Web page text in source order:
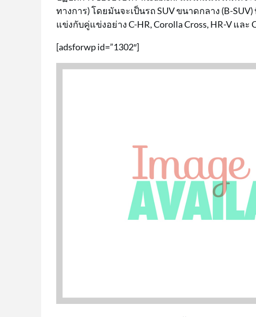
ทางการ) โดยมันจะเป็นรถ SUV ขนาดกลาง (B-
แข่งกับคู่แข่งอย่าง C-HR, Corolla Cross, HR-V และ
[adsforwp id=”1302″]